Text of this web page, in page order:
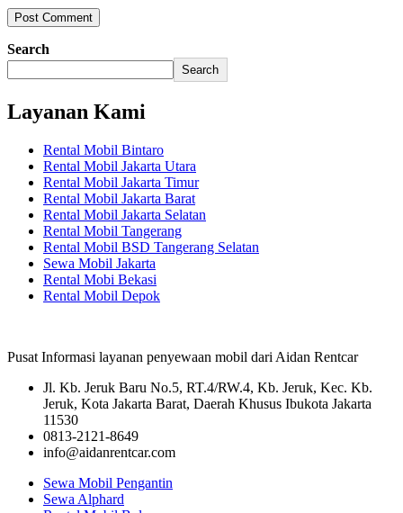
Search
Search
Layanan Kami
Rental Mobil Bintaro
Rental Mobil Jakarta Utara
Rental Mobil Jakarta Timur
Rental Mobil Jakarta Barat
Rental Mobil Jakarta Selatan
Rental Mobil Tangerang
Rental Mobil BSD Tangerang Selatan
Sewa Mobil Jakarta
Rental Mobi Bekasi
Rental Mobil Depok
Pusat Informasi layanan penyewaan mobil dari Aidan Rentcar
Jl. Kb. Jeruk Baru No.5, RT.4/RW.4, Kb. Jeruk, Kec. Kb.
Jeruk, Kota Jakarta Barat, Daerah Khusus Ibukota Jakarta
11530
0813-2121-8649
info@aidanrentcar.com
Sewa Mobil Pengantin
Sewa Alphard